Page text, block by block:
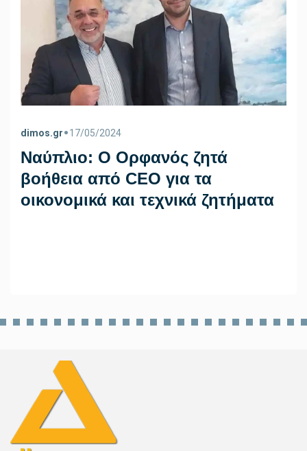
dimos.gr•17/05/2024
Ναύπλιο: Ο Ορφανός ζητά
βοήθεια από CEO για τα
οικονομικά και τεχνικά ζητήματα